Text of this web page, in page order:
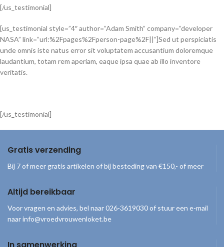
[/us_testimonial]
[us_testimonial style=”4″ author=”Adam Smith” company=”developer
NASA” link=”url:%2Fpages%2Fperson-page%2F||”]Sed ut perspiciatis
unde omnis iste natus error sit voluptatem accusantium doloremque
laudantium, totam rem aperiam, eaque ipsa quae ab illo inventore
veritatis.
[/us_testimonial]
Gratis verzending
Bij 7 of meer gratis artikelen of bij besteding van €150,- of meer
Altijd bereikbaar
Voor vragen en advies, bel naar 026-3619030 of stuur een e-mail
naar info@vroedvrouwenloket.be